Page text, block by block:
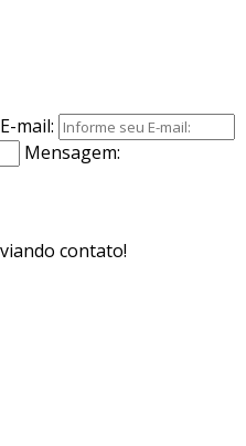
E-mail:
Mensagem: